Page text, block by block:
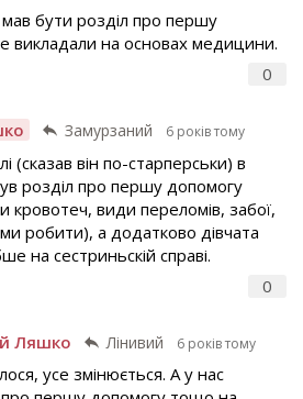
0
мав бути розділ про першу
викладали на основах медицини.
Замурзаний 6 років тому
0
(сказав він по-старперськи) в
був розділ про першу допомогу
кровотеч, види переломів, забої,
робити), а додатково дівчата
на сестриньскій справі.
Ляшко Лінивий 6 років тому
усе змінюється. А у нас